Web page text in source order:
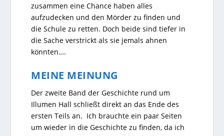
zusammen eine Chance haben alles
aufzudecken und den Mörder zu finden und
die Schule zu retten. Doch beide sind tiefer in
die Sache verstrickt als sie jemals ahnen
könnten….
MEINE MEINUNG
Der zweite Band der Geschichte rund um
Illumen Hall schließt direkt an das Ende des
ersten Teils an. Ich brauchte ein paar Seiten
um wieder in die Geschichte zu finden, da ich